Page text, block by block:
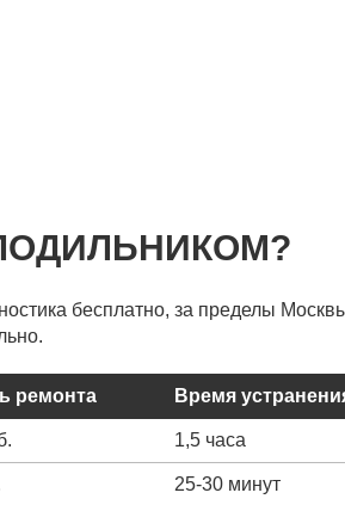
бесплатно, за пределы
ремонта Время
1,5 часа
25-30 минут